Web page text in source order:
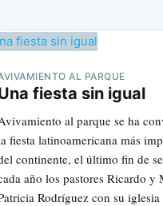
AL PARQUE
fiesta sin igual
al parque se ha
fiesta latinoamericana más
continente, el último fin de
año los pastores Ricardo y
Rodríguez con su iglesia